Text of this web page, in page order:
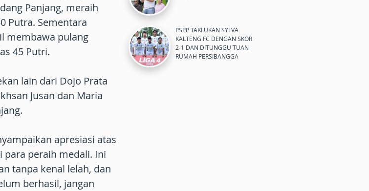
Panjang, meraih
Putra. Sementara
membawa pulang
45 Putri.
lain dari Dojo Prata
Jusan dan Maria
apresiasi atas
para peraih medali. Ini
tanpa kenal lelah, dan
berhasil, jangan
PSPP TAKLUKAN SYLVA
KALTENG FC DENGAN SKOR
2-1 DAN DITUNGGU TUAN
RUMAH PERSIBANGGA